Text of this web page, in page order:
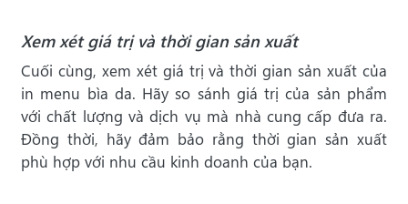
Xem xét giá trị và thời gian sản xuất
Cuối cùng, xem xét giá trị và thời gian sản xuất của
in menu bìa da. Hãy so sánh giá trị của sản phẩm
với chất lượng và dịch vụ mà nhà cung cấp đưa ra.
Đồng thời, hãy đảm bảo rằng thời gian sản xuất
phù hợp với nhu cầu kinh doanh của bạn.